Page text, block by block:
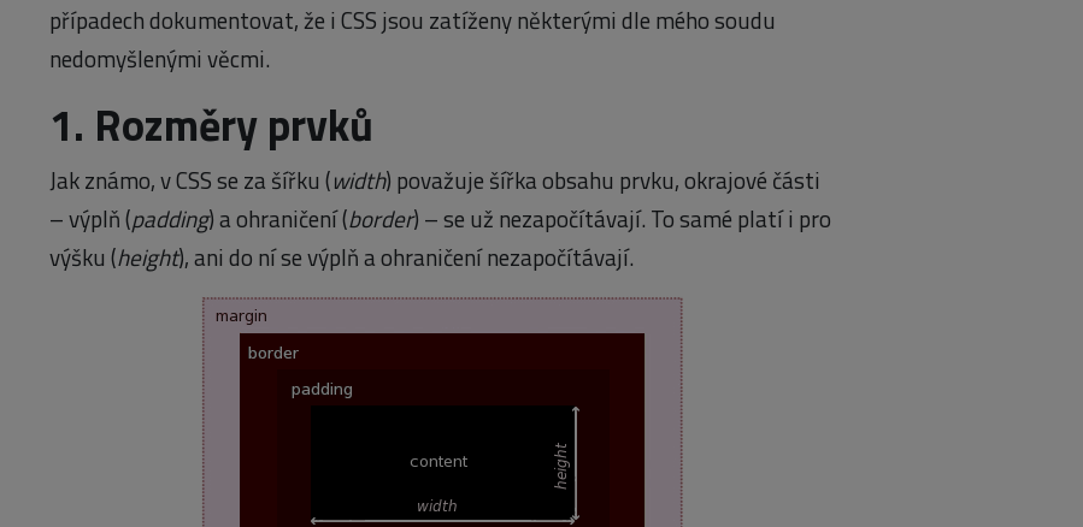
případech dokumentovat, že i CSS jsou zatíženy některými dle mého soudu
nedomyšlenými věcmi.
1. Rozměry prvků
Jak známo, v CSS se za šířku (width) považuje šířka obsahu prvku, okrajové části
– výplň (padding) a ohraničení (border) – se už nezapočítávají. To samé platí i pro
výšku (height), ani do ní se výplň a ohraničení nezapočítávají.